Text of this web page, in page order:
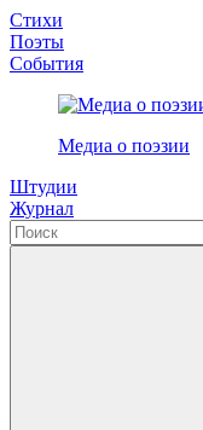
Стихи
Поэты
События
Медиа о поэзии
Штудии
Журнал